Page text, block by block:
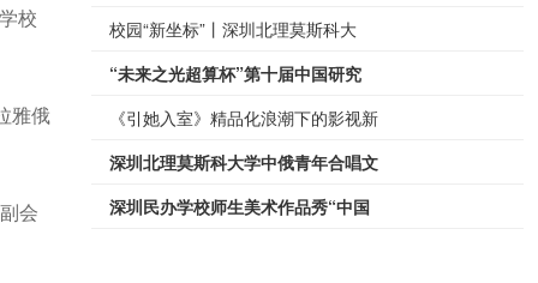
校
雅俄
会
校园“新坐标”丨深圳北理莫斯科大
“未来之光超算杯”第十届中国研究
《引她入室》精品化浪潮下的影视新
深圳北理莫斯科大学中俄青年合唱文
深圳民办学校师生美术作品秀“中国